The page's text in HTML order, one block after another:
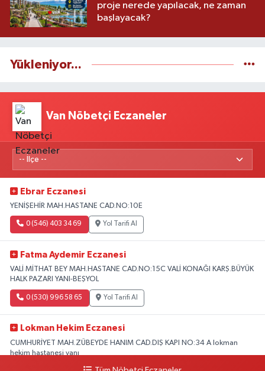
proje nerede yapılacak, ne zaman
başlayacak?
Yükleniyor...
Van Nöbetçi Eczaneler
Ebrar Eczanesi
YENİŞEHİR MAH.HASTANE CAD.NO:10E
0 (546) 403 34 69 Yol Tarifi Al
Fatma Aydemir Eczanesi
VALİ MİTHAT BEY MAH.HASTANE CAD.NO:15C VALİ KONAĞI KARŞ.BÜYÜK
HALK PAZARI YANI-BEŞYOL
0 (530) 996 58 65 Yol Tarifi Al
Lokman Hekim Eczanesi
CUMHURİYET MAH.ZÜBEYDE HANIM CAD.DIŞ KAPI NO:34 A lokman
hekim hastanesi yanı